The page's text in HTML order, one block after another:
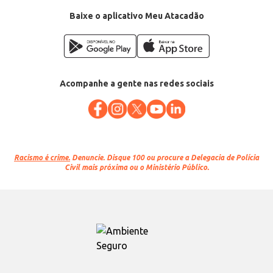
Baixe o aplicativo Meu Atacadão
Acompanhe a gente nas redes sociais
Racismo é crime. Denuncie. Disque 100 ou procure a Delegacia de Polícia
Civil mais próxima ou o Ministério Público.